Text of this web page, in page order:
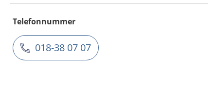
Telefonnummer
018-38 07 07